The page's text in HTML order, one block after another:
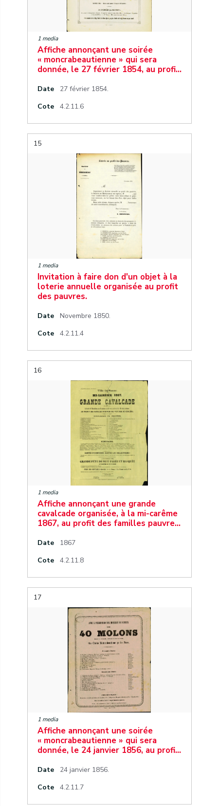
1 media
Affiche annonçant une soirée
« moncrabeautienne » qui sera
donnée, le 27 février 1854, au profi…
Date
27 février 1854.
Cote
4.2.11.6
15
1 media
Invitation à faire don d'un objet à la
loterie annuelle organisée au profit
des pauvres.
Date
Novembre 1850.
Cote
4.2.11.4
16
1 media
Affiche annonçant une grande
cavalcade organisée, à la mi-carême
1867, au profit des familles pauvre…
Date
1867
Cote
4.2.11.8
17
1 media
Affiche annonçant une soirée
« moncrabeautienne » qui sera
donnée, le 24 janvier 1856, au profi…
Date
24 janvier 1856.
Cote
4.2.11.7